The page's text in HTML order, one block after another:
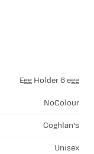
Egg Holder 6 egg
NoColour
Coghlan's
Unisex